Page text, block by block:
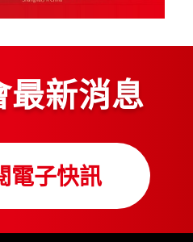
最新消息
電子快訊